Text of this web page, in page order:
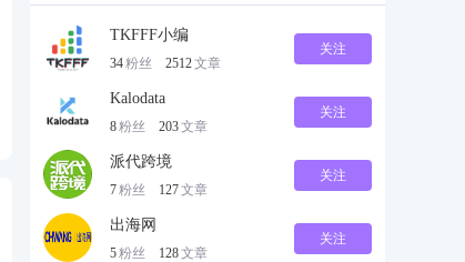
TKFFF小编
34粉丝 2512文章
关注
Kalodata
8粉丝 203文章
关注
派代跨境
7粉丝 127文章
关注
出海网
5粉丝 128文章
关注